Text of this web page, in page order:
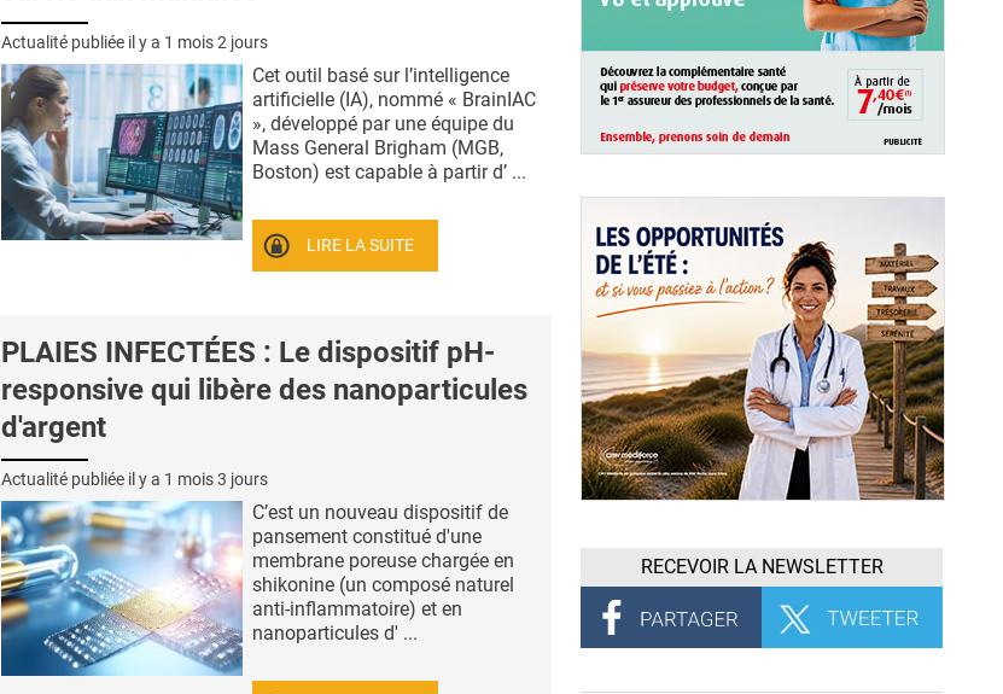
Actualité publiée il y a 1 mois 2 jours
Cet outil basé sur l’intelligence
artificielle (IA), nommé « BrainIAC
», développé par une équipe du
Mass General Brigham (MGB,
Boston) est capable à partir d’ ...
LIRE LA SUITE
PLAIES INFECTÉES : Le dispositif pH-
responsive qui libère des nanoparticules
d'argent
Actualité publiée il y a 1 mois 3 jours
C’est un nouveau dispositif de
pansement constitué d'une
membrane poreuse chargée en
shikonine (un composé naturel
anti-inflammatoire) et en
nanoparticules d' ...
RECEVOIR LA NEWSLETTER